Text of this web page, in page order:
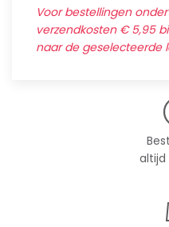
Voor bestellingen
verzendkosten € 5,95
naar de geselecteerde
altijd